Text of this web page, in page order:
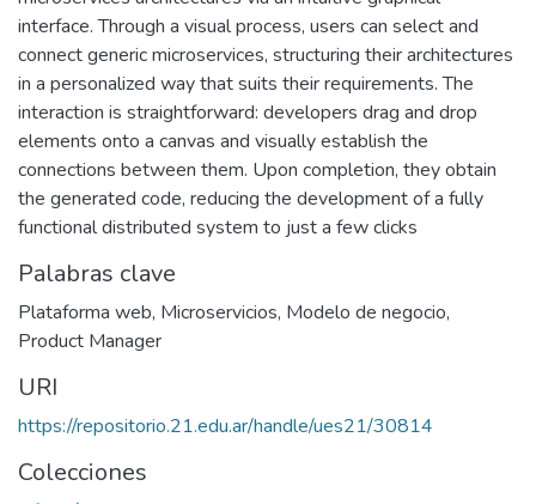
interface. Through a visual process, users can select and
connect generic microservices, structuring their architectures
in a personalized way that suits their requirements. The
interaction is straightforward: developers drag and drop
elements onto a canvas and visually establish the
connections between them. Upon completion, they obtain
the generated code, reducing the development of a fully
functional distributed system to just a few clicks
Palabras clave
Plataforma web, Microservicios, Modelo de negocio,
Product Manager
URI
https://repositorio.21.edu.ar/handle/ues21/30814
Colecciones